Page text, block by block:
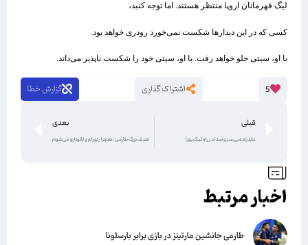
لیگ قهرمانان اروپا منتظر هستند. اما توجه کنید،
کسی که در این دیدارها شکست نمی‌خورد رودری خواهد بود.
با او، سیتی جلو خواهد رفت. با او، سیتی خود را شکست ناپذیر می‌داند.
5 اشتراک گذاری گزارش خطا
قبلی
عابدزاده بی‌سر و صدا در راه لیگ برتر!
بعدی
هدف بزرگ طارمی: هم‌تراز تورام و لائوتارو می‌شوم
اخبار مرتبط
طارمی جانشین مارتینز در بازی برابر بارسلونا